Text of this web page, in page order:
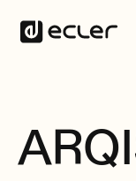
Solutions
Vue d'Ensemble